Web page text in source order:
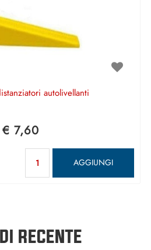
autolivellanti
€ 7,60
AGGIUNGI
RECENTE